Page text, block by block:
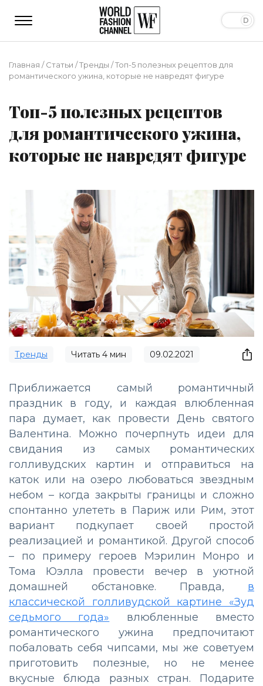
Главная /Статьи /Тренды /Топ-5 полезных рецептов для
романтического ужина, которые не навредят фигуре
Топ-5 полезных рецептов
для романтического ужина,
которые не навредят фигуре
Тренды Читать 4 мин 09.02.2021
Приближается самый романтичный
праздник в году, и каждая влюбленная
пара думает, как провести День святого
Валентина. Можно почерпнуть идеи для
свидания из самых романтических
голливудских картин и отправиться на
каток или на озеро любоваться звездным
небом – когда закрыты границы и сложно
спонтанно улететь в Париж или Рим, этот
вариант подкупает своей простой
реализацией и романтикой. Другой способ
– по примеру героев Мэрилин Монро и
Тома Юэлла провести вечер в уютной
домашней обстановке. Правда, в
классической голливудской картине «Зуд
седьмого года» влюбленные вместо
романтического ужина предпочитают
побаловать себя чипсами, мы же советуем
приготовить полезные, но не менее
вкусные блюда разных стран. Подарите